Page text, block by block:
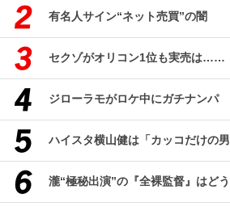
有名人サイン“ネット売買”の闇
セクゾがオリコン1位も実売は……
ジローラモがロケ中にガチナンパ
ハイスタ横山健は「カッコだけの男
瀧“極秘出演”の『全裸監督』はど